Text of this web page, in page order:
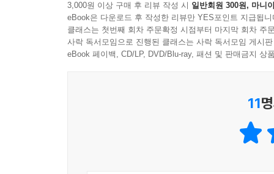
그래도 누군가가 뉴욕 생활이 어떤 의미였는지 묻
로를 물고 빨면서 친밀하고 애틋하게 보낸 연인
나쁜 놈 나쁜 년 하면서 헤어지기 일쑤이다. 그렇
왜 가?”라고 묻는다면 나는 “대책 없이 좋아서”
성공이나 실패란 말로는 정의되지 않는 뉴욕 생
도 많았다. 모든 것이 처음이라 부끄럽고 미숙한
▶ 낯선 정글 속 찾아낸 내 마음의 빈 곳
나 역시도 쉽고 편한 길이 얼마나 유혹적인지
지어준다는 어느 종교 광고에 마음이 혹하기도 한
익숙한 곳을 떠나 보호막이 사라진 자신을 노출
3,000원 이상 구매 후 리뷰 작성 시 일반회원 300원, 마니
eBook은 다운로드 후 작성한 리뷰만 YES포인트 지급됩니
클래스는 첫번째 회차 주문확정 시점부터 마지막 회차 주
사락 독서모임으로 진행된 클래스는 사락 독서모임 게시
eBook 페이백, CD/LP, DVD/Blu-ray, 패션 및 판매금지 상
11